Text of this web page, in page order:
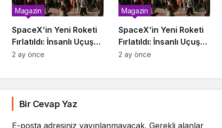
SpaceX’in Yeni Roketi
Fırlatıldı: İnsanlı Uçuş
Ne Zaman?
Magazin
2 ay önce
SpaceX’in Yeni Roketi
Fırlatıldı: İnsanlı Uçuş
Ne Zaman?
Magazin
2 ay önce
Bir Cevap Yaz
E-posta adresiniz yayınlanmayacak. Gerekli alanlar